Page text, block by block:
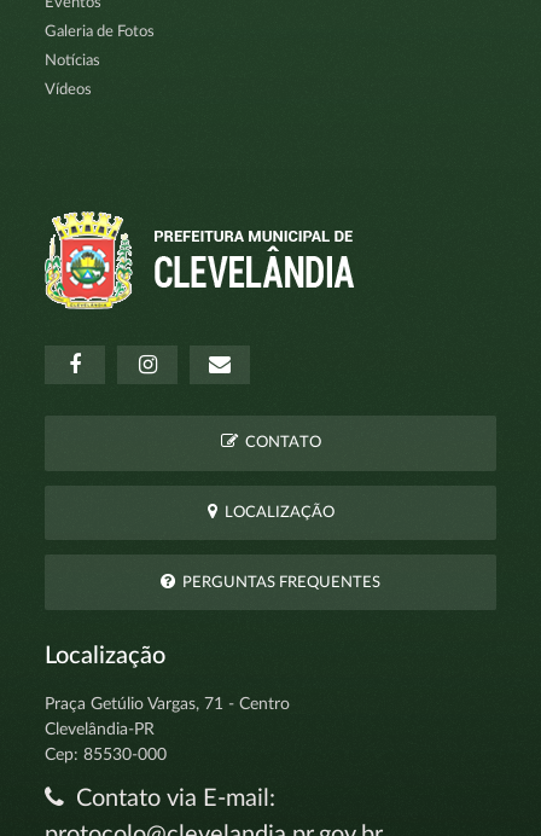
Galeria de Fotos
Notícias
Vídeos
CONTATO
LOCALIZAÇÃO
PERGUNTAS FREQUENTES
Localização
Praça Getúlio Vargas, 71 - Centro
Clevelândia-PR
Cep: 85530-000
Contato via E-mail: